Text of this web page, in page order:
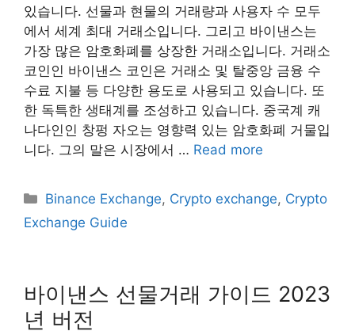
있습니다. 선물과 현물의 거래량과 사용자 수 모두
에서 세계 최대 거래소입니다. 그리고 바이낸스는
가장 많은 암호화폐를 상장한 거래소입니다. 거래소
코인인 바이낸스 코인은 거래소 및 탈중앙 금융 수
수료 지불 등 다양한 용도로 사용되고 있습니다. 또
한 독특한 생태계를 조성하고 있습니다. 중국계 캐
나다인인 창펑 자오는 영향력 있는 암호화폐 거물입
니다. 그의 말은 시장에서 … Read more
Categories
Binance Exchange, Crypto exchange, Crypto
Exchange Guide
바이낸스 선물거래 가이드 2023
년 버전